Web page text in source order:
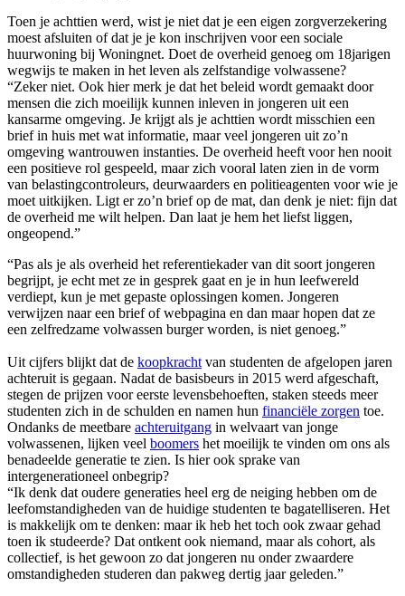
Toen je achttien werd, wist je niet dat je een eigen zorgverzekering
moest afsluiten of dat je je kon inschrijven voor een sociale
huurwoning bij Woningnet. Doet de overheid genoeg om 18jarigen
wegwijs te maken in het leven als zelfstandige volwassene?
“Zeker niet. Ook hier merk je dat het beleid wordt gemaakt door
mensen die zich moeilijk kunnen inleven in jongeren uit een
kansarme omgeving. Je krijgt als je achttien wordt misschien een
brief in huis met wat informatie, maar veel jongeren uit zo’n
omgeving wantrouwen instanties. De overheid heeft voor hen nooit
een positieve rol gespeeld, maar zich vooral laten zien in de vorm
van belastingcontroleurs, deurwaarders en politieagenten voor wie je
moet uitkijken. Ligt er zo’n brief op de mat, dan denk je niet: fijn dat
de overheid me wilt helpen. Dan laat je hem het liefst liggen,
ongeopend.”
“Pas als je als overheid het referentiekader van dit soort jongeren
begrijpt, je echt met ze in gesprek gaat en je in hun leefwereld
verdiept, kun je met gepaste oplossingen komen. Jongeren
verwijzen naar een brief of webpagina en dan maar hopen dat ze
een zelfredzame volwassen burger worden, is niet genoeg.”
Uit cijfers blijkt dat de koopkracht van studenten de afgelopen jaren
achteruit is gegaan. Nadat de basisbeurs in 2015 werd afgeschaft,
stegen de prijzen voor eerste levensbehoeften, staken steeds meer
studenten zich in de schulden en namen hun financiële zorgen toe.
Ondanks de meetbare achteruitgang in welvaart van jonge
volwassenen, lijken veel boomers het moeilijk te vinden om ons als
benadeelde generatie te zien. Is hier ook sprake van
intergenerationeel onbegrip?
“Ik denk dat oudere generaties heel erg de neiging hebben om de
leefomstandigheden van de huidige studenten te bagatelliseren. Het
is makkelijk om te denken: maar ik heb het toch ook zwaar gehad
toen ik studeerde? Dat ontkent ook niemand, maar als cohort, als
collectief, is het gewoon zo dat jongeren nu onder zwaardere
omstandigheden studeren dan pakweg dertig jaar geleden.”